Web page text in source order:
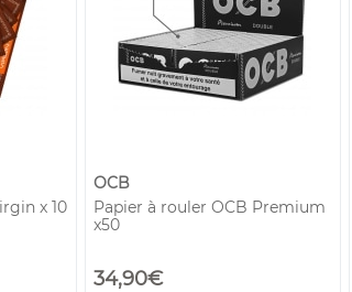
x 10
OCB
Papier à rouler OCB Premium
x50
34,90€